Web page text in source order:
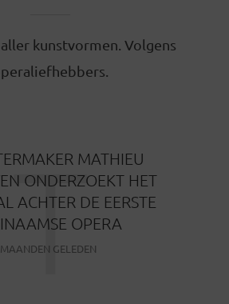
kunstvormen. Volgens
MATHIEU
ONDERZOEKT HET
ACHTER DE EERSTE
OPERA
GELEDEN
T